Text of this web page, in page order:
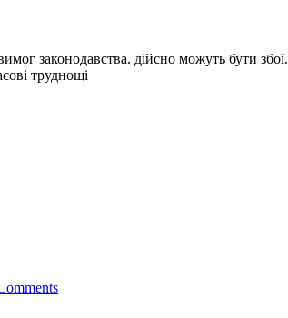
законодавства. дійсно можуть бути збої.
труднощі